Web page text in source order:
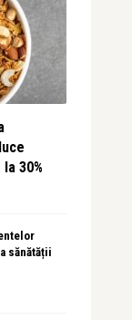
30%
sănătății